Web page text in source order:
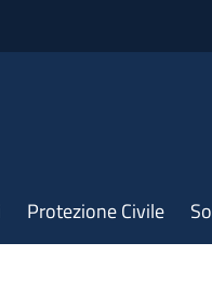
Protezione Civile